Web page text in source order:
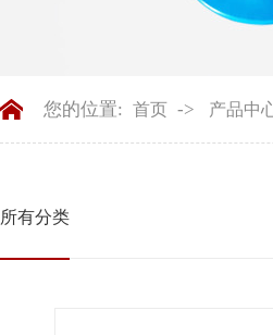
您的位置: 首页 -> 产品中
所有分类